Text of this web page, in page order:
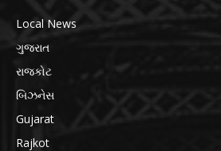
Local News
ગુજરાત
રાજકોટ
બિઝનેસ
Gujarat
Rajkot